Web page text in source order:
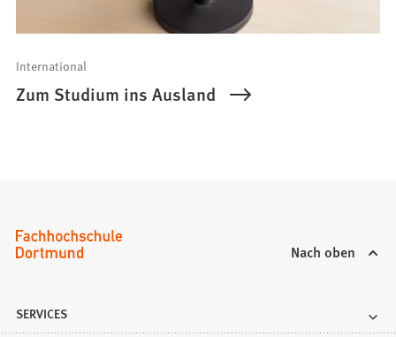
International
Zum Studium ins Ausland
Nach oben
SERVICES